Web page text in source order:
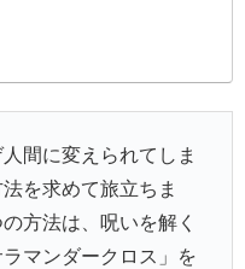
間に変えられてしま
を求めて旅立ちま
方法は、呪いを解く
マンダークロス」を